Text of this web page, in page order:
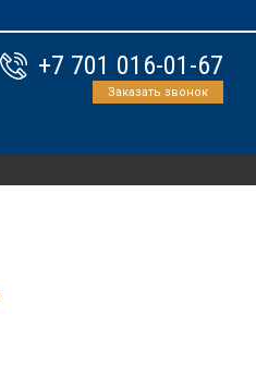
+7 701 016-01-67
Заказать звонок